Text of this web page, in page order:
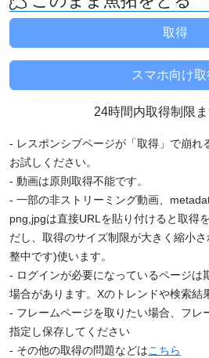
24時間内取得制限
- レスポンシブページが「取得」で崩れ
お試しください。
- 動画は原則取得不能です。
- 一部の非ストリーミング動画、
png,jpgは直接URLを貼り付けると取得
だし、取得のサイズ制限が大きく縮小
整中です)使います。
- ログインが必要になっているページは
場合があります。Xのトレンドや検索結
- フレームページを取りたい場合、フレ
指定し保存してください
- その他の取得の問題などはこちら